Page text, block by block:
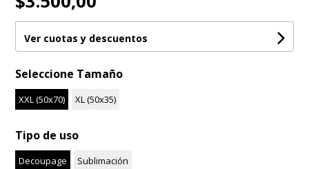
Ver cuotas y descuentos
Seleccione Tamaño
XXL (50x70) XL (50x35)
Tipo de uso
Decoupage Sublimación